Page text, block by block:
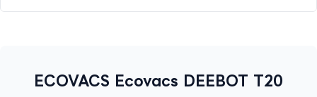
ECOVACS Ecovacs DEEBOT T20